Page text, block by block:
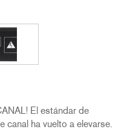
El estándar de
canal ha vuelto a elevarse.